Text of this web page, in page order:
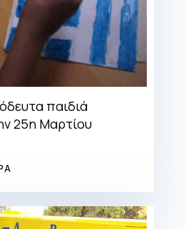
παιδιά
25η Μαρτίου